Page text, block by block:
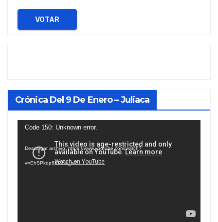
VOTAR
Crónica Del 9 De Enero – Juliaca
Reproductor
vídeo
Code 150: Unknown error.
Descargar archivo: https://www.youtube.com/watch?
v=EhSPkop8KPY&_=2